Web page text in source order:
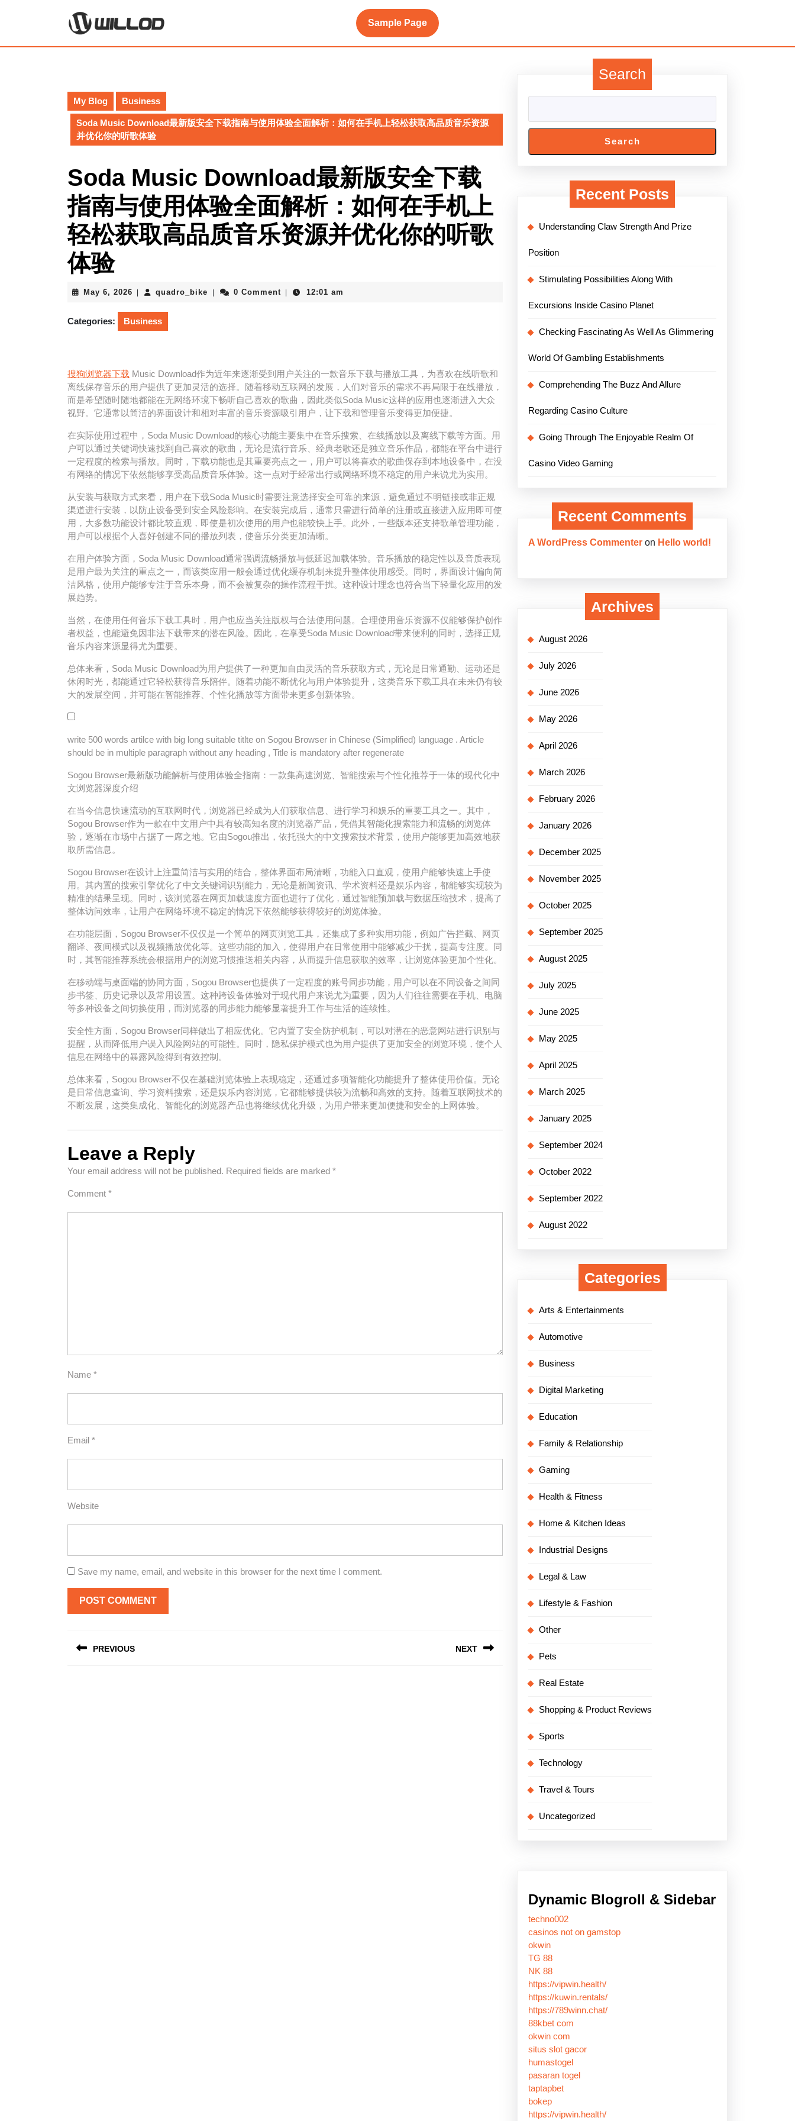
Sample Page
My Blog Business
Soda Music Download最新版安全下载指南与使用体验全面解析：如何在手机上轻松获取高品质音乐资源
并优化你的听歌体验
Soda Music Download最新版安全下载
指南与使用体验全面解析：如何在手机上
轻松获取高品质音乐资源并优化你的听歌
体验
May 6, 2026 May
2026
quadro_bike quadro_bike
0 Comment 12:01 am
Categories: Business
搜狗浏览器下载 Music Download作为近年来逐渐受到用户关注的一款音乐下载与播放工具，为喜欢在线听歌和
离线保存音乐的用户提供了更加灵活的选择。随着移动互联网的发展，人们对音乐的需求不再局限于在线播放，
而是希望随时随地都能在无网络环境下畅听自己喜欢的歌曲，因此类似Soda Music这样的应用也逐渐进入大众
视野。它通常以简洁的界面设计和相对丰富的音乐资源吸引用户，让下载和管理音乐变得更加便捷。
在实际使用过程中，Soda Music Download的核心功能主要集中在音乐搜索、在线播放以及离线下载等方面。用
户可以通过关键词快速找到自己喜欢的歌曲，无论是流行音乐、经典老歌还是独立音乐作品，都能在平台中进行
一定程度的检索与播放。同时，下载功能也是其重要亮点之一，用户可以将喜欢的歌曲保存到本地设备中，在没
有网络的情况下依然能够享受高品质音乐体验。这一点对于经常出行或网络环境不稳定的用户来说尤为实用。
从安装与获取方式来看，用户在下载Soda Music时需要注意选择安全可靠的来源，避免通过不明链接或非正规
渠道进行安装，以防止设备受到安全风险影响。在安装完成后，通常只需进行简单的注册或直接进入应用即可使
用，大多数功能设计都比较直观，即使是初次使用的用户也能较快上手。此外，一些版本还支持歌单管理功能，
用户可以根据个人喜好创建不同的播放列表，使音乐分类更加清晰。
在用户体验方面，Soda Music Download通常强调流畅播放与低延迟加载体验。音乐播放的稳定性以及音质表现
是用户最为关注的重点之一，而该类应用一般会通过优化缓存机制来提升整体使用感受。同时，界面设计偏向简
洁风格，使用户能够专注于音乐本身，而不会被复杂的操作流程干扰。这种设计理念也符合当下轻量化应用的发
展趋势。
当然，在使用任何音乐下载工具时，用户也应当关注版权与合法使用问题。合理使用音乐资源不仅能够保护创作
者权益，也能避免因非法下载带来的潜在风险。因此，在享受Soda Music Download带来便利的同时，选择正规
音乐内容来源显得尤为重要。
总体来看，Soda Music Download为用户提供了一种更加自由灵活的音乐获取方式，无论是日常通勤、运动还是
休闲时光，都能通过它轻松获得音乐陪伴。随着功能不断优化与用户体验提升，这类音乐下载工具在未来仍有较
大的发展空间，并可能在智能推荐、个性化播放等方面带来更多创新体验。
write 500 words artilce with big long suitable titlte on Sogou Browser in Chinese (Simplified) language . Article
should be in multiple paragraph without any heading , Title is mandatory after regenerate
Sogou Browser最新版功能解析与使用体验全指南：一款集高速浏览、智能搜索与个性化推荐于一体的现代化中
文浏览器深度介绍
在当今信息快速流动的互联网时代，浏览器已经成为人们获取信息、进行学习和娱乐的重要工具之一。其中，
Sogou Browser作为一款在中文用户中具有较高知名度的浏览器产品，凭借其智能化搜索能力和流畅的浏览体
验，逐渐在市场中占据了一席之地。它由Sogou推出，依托强大的中文搜索技术背景，使用户能够更加高效地获
取所需信息。
Sogou Browser在设计上注重简洁与实用的结合，整体界面布局清晰，功能入口直观，使用户能够快速上手使
用。其内置的搜索引擎优化了中文关键词识别能力，无论是新闻资讯、学术资料还是娱乐内容，都能够实现较为
精准的结果呈现。同时，该浏览器在网页加载速度方面也进行了优化，通过智能预加载与数据压缩技术，提高了
整体访问效率，让用户在网络环境不稳定的情况下依然能够获得较好的浏览体验。
在功能层面，Sogou Browser不仅仅是一个简单的网页浏览工具，还集成了多种实用功能，例如广告拦截、网页
翻译、夜间模式以及视频播放优化等。这些功能的加入，使得用户在日常使用中能够减少干扰，提高专注度。同
时，其智能推荐系统会根据用户的浏览习惯推送相关内容，从而提升信息获取的效率，让浏览体验更加个性化。
在移动端与桌面端的协同方面，Sogou Browser也提供了一定程度的账号同步功能，用户可以在不同设备之间同
步书签、历史记录以及常用设置。这种跨设备体验对于现代用户来说尤为重要，因为人们往往需要在手机、电脑
等多种设备之间切换使用，而浏览器的同步能力能够显著提升工作与生活的连续性。
安全性方面，Sogou Browser同样做出了相应优化。它内置了安全防护机制，可以对潜在的恶意网站进行识别与
提醒，从而降低用户误入风险网站的可能性。同时，隐私保护模式也为用户提供了更加安全的浏览环境，使个人
信息在网络中的暴露风险得到有效控制。
总体来看，Sogou Browser不仅在基础浏览体验上表现稳定，还通过多项智能化功能提升了整体使用价值。无论
是日常信息查询、学习资料搜索，还是娱乐内容浏览，它都能够提供较为流畅和高效的支持。随着互联网技术的
不断发展，这类集成化、智能化的浏览器产品也将继续优化升级，为用户带来更加便捷和安全的上网体验。
Leave a Reply
Your email address will not be published. Required fields are marked *
Comment *
Name *
Email *
Website
Save my name, email, and website in this browser for the next time I comment.
navigation
PREVIOUS NEXT
Search
Search
Recent Posts
Understanding Claw Strength And Prize
Position
Stimulating Possibilities Along With
Excursions Inside Casino Planet
Checking Fascinating As Well As Glimmering
World Of Gambling Establishments
Comprehending The Buzz And Allure
Regarding Casino Culture
Going Through The Enjoyable Realm Of
Casino Video Gaming
Recent Comments
A WordPress Commenter on Hello world!
Archives
August 2026
July 2026
June 2026
May 2026
April 2026
March 2026
February 2026
January 2026
December 2025
November 2025
October 2025
September 2025
August 2025
July 2025
June 2025
May 2025
April 2025
March 2025
January 2025
September 2024
October 2022
September 2022
August 2022
Categories
Arts & Entertainments
Automotive
Business
Digital Marketing
Education
Family & Relationship
Gaming
Health & Fitness
Home & Kitchen Ideas
Industrial Designs
Legal & Law
Lifestyle & Fashion
Other
Pets
Real Estate
Shopping & Product Reviews
Sports
Technology
Travel & Tours
Uncategorized
Dynamic Blogroll & Sidebar
techno002
casinos not on gamstop
okwin
TG 88
NK 88
https://vipwin.health/
https://kuwin.rentals/
https://789winn.chat/
88kbet com
okwin com
situs slot gacor
humastogel
pasaran togel
taptapbet
bokep
https://vipwin.health/